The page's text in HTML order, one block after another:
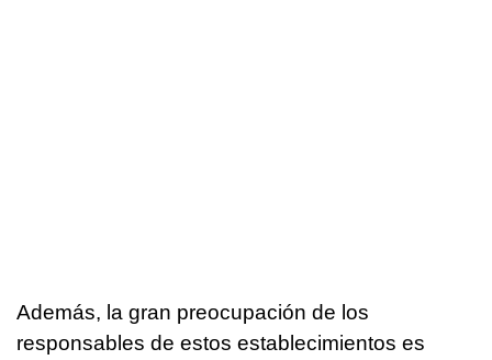
Además, la gran preocupación de los
responsables de estos establecimientos es